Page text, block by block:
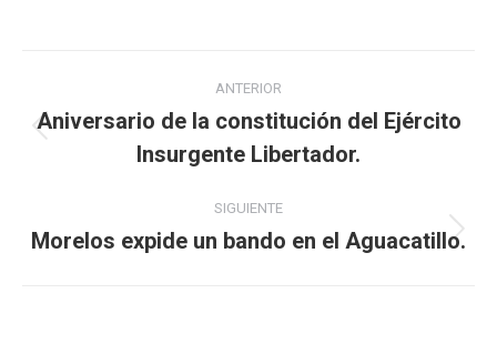
ANTERIOR
Aniversario de la constitución del Ejército
Insurgente Libertador.
SIGUIENTE
Morelos expide un bando en el Aguacatillo.